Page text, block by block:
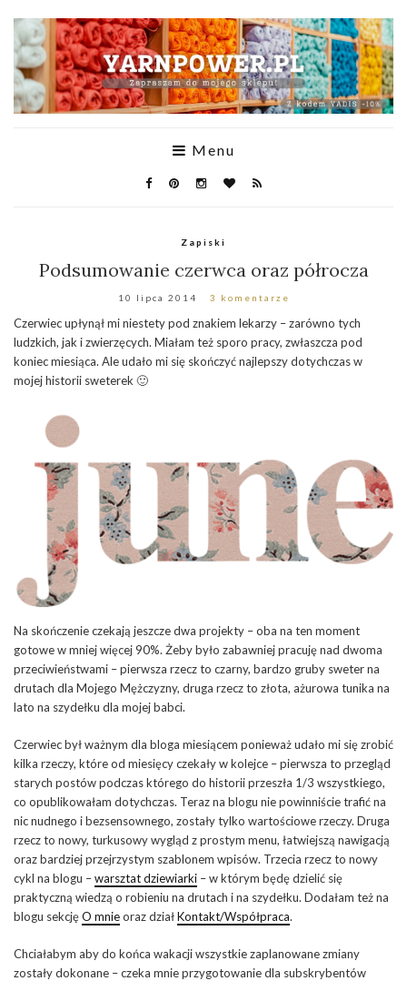
Menu
Zapiski
Podsumowanie czerwca oraz półrocza
10 lipca 2014 3 komentarze
Czerwiec upłynął mi niestety pod znakiem lekarzy – zarówno tych
ludzkich, jak i zwierzęcych. Miałam też sporo pracy, zwłaszcza pod
koniec miesiąca. Ale udało mi się skończyć najlepszy dotychczas w
mojej historii sweterek 🙂
Na skończenie czekają jeszcze dwa projekty – oba na ten moment
gotowe w mniej więcej 90%. Żeby było zabawniej pracuję nad dwoma
przeciwieństwami – pierwsza rzecz to czarny, bardzo gruby sweter na
drutach dla Mojego Mężczyzny, druga rzecz to złota, ażurowa tunika na
lato na szydełku dla mojej babci.
Czerwiec był ważnym dla bloga miesiącem ponieważ udało mi się zrobić
kilka rzeczy, które od miesięcy czekały w kolejce – pierwsza to przegląd
starych postów podczas którego do historii przeszła 1/3 wszystkiego,
co opublikowałam dotychczas. Teraz na blogu nie powinniście trafić na
nic nudnego i bezsensownego, zostały tylko wartościowe rzeczy. Druga
rzecz to nowy, turkusowy wygląd z prostym menu, łatwiejszą nawigacją
oraz bardziej przejrzystym szablonem wpisów. Trzecia rzecz to nowy
cykl na blogu –warsztat dziewiarki – w którym będę dzielić się
praktyczną wiedzą o robieniu na drutach i na szydełku. Dodałam też na
blogu sekcjęO mnieoraz działKontakt/Współpraca.
Chciałabym aby do końca wakacji wszystkie zaplanowane zmiany
zostały dokonane – czeka mnie przygotowanie dla subskrybentów